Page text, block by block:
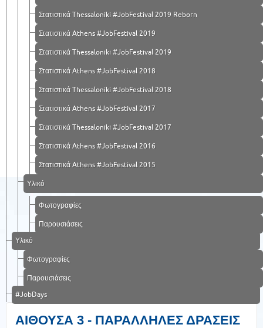
Στατιστικά Thessaloniki #JobFestival 2019 Reborn
Στατιστικά Athens #JobFestival 2019
Στατιστικά Thessaloniki #JobFestival 2019
Στατιστικά Athens #JobFestival 2018
Στατιστικά Thessaloniki #JobFestival 2018
Στατιστικά Athens #JobFestival 2017
Στατιστικά Thessaloniki #JobFestival 2017
Στατιστικά Athens #JobFestival 2016
Στατιστικά Athens #JobFestival 2015
Υλικό
Φωτογραφίες
Παρουσιάσεις
Υλικό
Φωτογραφίες
Παρουσιάσεις
#JobDays
ΑΙΘΟΥΣΑ 3 - ΠΑΡΑΛΛΗΛΕΣ ΔΡΑΣΕΙΣ